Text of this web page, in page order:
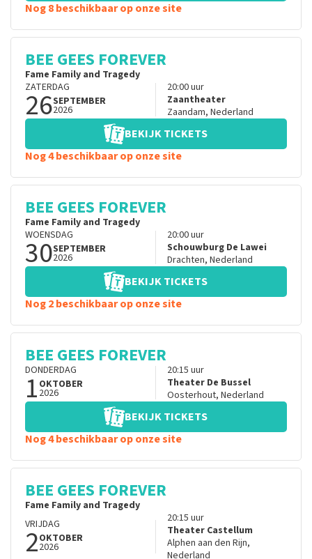
Nog 8 beschikbaar op onze site
BEE GEES FOREVER
Fame Family and Tragedy
ZATERDAG
26SEPTEMBER
2026
20:00uur
Zaantheater
Zaandam, Nederland
BEKIJK TICKETS
Nog 4 beschikbaar op onze site
BEE GEES FOREVER
Fame Family and Tragedy
WOENSDAG
30SEPTEMBER
2026
20:00uur
Schouwburg De Lawei
Drachten, Nederland
BEKIJK TICKETS
Nog 2 beschikbaar op onze site
BEE GEES FOREVER
DONDERDAG
1 OKTOBER
2026
20:15 uur
Theater De Bussel
Oosterhout, Nederland
BEKIJK TICKETS
Nog 4 beschikbaar op onze site
BEE GEES FOREVER
Fame Family and Tragedy
VRIJDAG
2OKTOBER
2026
20:15 uur
Theater Castellum
Alphen aan den Rijn,
Nederland